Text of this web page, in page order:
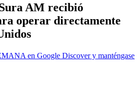
AM recibió
operar directamente
en Google Discover y manténgase